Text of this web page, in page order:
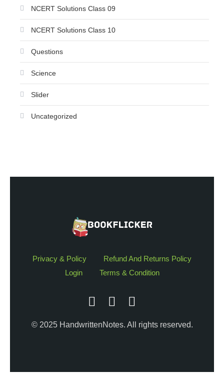
NCERT Solutions Class 09
NCERT Solutions Class 10
Questions
Science
Slider
Uncategorized
Privacy & Policy
Refund And Returns Policy
Login
Terms & Condition
© 2025 HandwrittenNotes. All rights reserved.